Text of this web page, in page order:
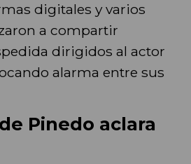
digitales y varios
a compartir
dirigidos al actor
alarma entre sus
Pinedo aclara